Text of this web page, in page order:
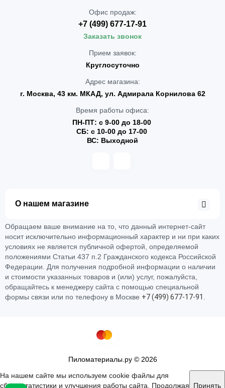
Офис продаж:
+7 (499) 677-17-91
Заказать звонок
Прием заявок:
Круглосуточно
Адрес магазина:
г. Москва, 43 км. МКАД, ул. Адмирала Корнилова 62
Время работы офиса:
ПН-ПТ: с 9-00 до 18-00
СБ: с 10-00 до 17-00
ВС: Выходной
О нашем магазине
Обращаем ваше внимание на то, что данный интернет-сайт
носит исключительно информационный характер и ни при каких
условиях не является публичной офертой, определяемой
положениями Статьи 437 п.2 Гражданского кодекса Российской
Федерации. Для получения подробной информации о наличии
и стоимости указанных товаров и (или) услуг, пожалуйста,
обращайтесь к менеджеру сайта с помощью специальной
формы связи или по телефону в Москве +7 (499) 677-1 7-91
Пиломатериалы.ру © 2026
На нашем сайте мы используем cookie файлы для
сбора статистики и улучшения работы сайта. Продолжая
Принять